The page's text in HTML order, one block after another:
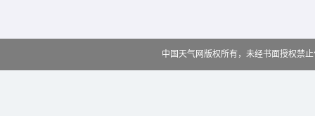
中国天气网版权所有，未经书面授权